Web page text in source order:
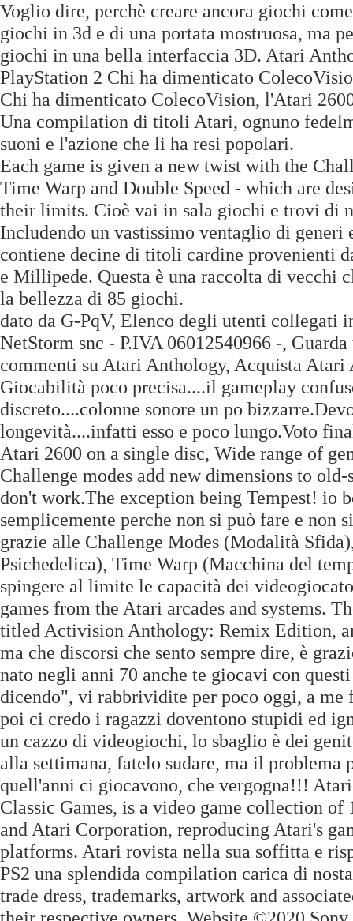
Voglio dire, perchè creare ancora giochi
giochi in 3d e di una portata mostruosa, ma
giochi in una bella interfaccia 3D. Atari
PlayStation 2 Chi ha dimenticato
Chi ha dimenticato ColecoVision, l'Atari
Una compilation di titoli Atari, ognuno
suoni e l'azione che li ha resi popolari.
Each game is given a new twist with the
Time Warp and Double Speed - which are
their limits. Cioè vai in sala giochi e trovi di
Includendo un vastissimo ventaglio di
contiene decine di titoli cardine provenienti
e Millipede. Questa è una raccolta di vecchi
la bellezza di 85 giochi.
dato da G-PqV, Elenco degli utenti collegati
NetStorm snc - P.IVA 06012540966 -,
commenti su Atari Anthology, Acquista
Giocabilità poco precisa....il gameplay
discreto....colonne sonore un po
longevità....infatti esso e poco lungo.Voto
Atari 2600 on a single disc, Wide range of
Challenge modes add new dimensions to
don't work.The exception being Tempest! io
semplicemente perche non si può fare e
grazie alle Challenge Modes (Modalità
Psichedelica), Time Warp (Macchina del
spingere al limite le capacità dei
games from the Atari arcades and systems.
titled Activision Anthology: Remix Edition,
ma che discorsi che sento sempre dire, è
nato negli anni 70 anche te giocavi con
dicendo", vi rabbrividite per poco oggi, a me
poi ci credo i ragazzi doventono stupidi ed
un cazzo di videogiochi, lo sbaglio è dei
alla settimana, fatelo sudare, ma il
quell'anni ci giocavono, che vergogna!!!
Classic Games, is a video game collection
and Atari Corporation, reproducing Atari's
platforms. Atari rovista nella sua soffitta e
PS2 una splendida compilation carica di
trade dress, trademarks, artwork and